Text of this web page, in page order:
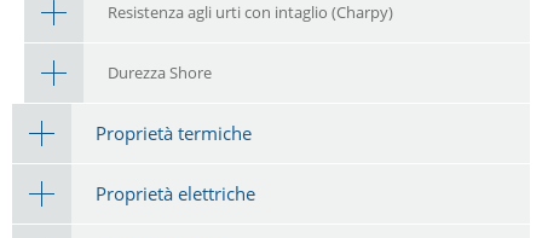
Resistenza agli urti con intaglio (Charpy)
Durezza Shore
Proprietà termiche
Proprietà elettriche